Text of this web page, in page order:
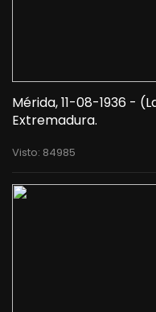
Mérida, 11-08-1936 -
Extremadura.
Visto: 84985